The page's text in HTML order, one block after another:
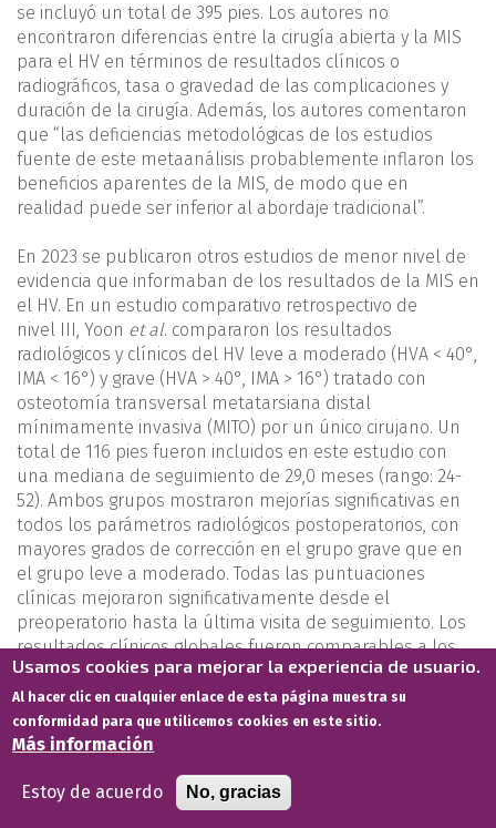
se incluyó un total de 395 pies. Los autores no
encontraron diferencias entre la cirugía abierta y la MIS
para el HV en términos de resultados clínicos o
radiográficos, tasa o gravedad de las complicaciones y
duración de la cirugía. Además, los autores comentaron
que “las deficiencias metodológicas de los estudios
fuente de este metaanálisis probablemente inflaron los
beneficios aparentes de la MIS, de modo que en
realidad puede ser inferior al abordaje tradicional”.
En 2023 se publicaron otros estudios de menor nivel de
evidencia que informaban de los resultados de la MIS en
el HV. En un estudio comparativo retrospectivo de
nivel III, Yoon et al. compararon los resultados
radiológicos y clínicos del HV leve a moderado (HVA < 40°,
IMA < 16°) y grave (HVA > 40°, IMA > 16°) tratado con
osteotomía transversal metatarsiana distal
mínimamente invasiva (MITO) por un único cirujano. Un
total de 116 pies fueron incluidos en este estudio con
una mediana de seguimiento de 29,0 meses (rango: 24-
52). Ambos grupos mostraron mejorías significativas en
todos los parámetros radiológicos postoperatorios, con
mayores grados de corrección en el grupo grave que en
el grupo leve a moderado. Todas las puntuaciones
clínicas mejoraron significativamente desde el
preoperatorio hasta la última visita de seguimiento. Los
resultados clínicos globales fueron comparables a los
de los tratamientos convencionales.
Mazzottiet al. hallaron resultados clínicos y radiográficos
favorables con la conocida técnica sencilla, eficaz, rápida
autores subrayaron la importancia de seleccionar
cuidadosamente a los pacientes y de no realizar el
Usamos cookies para mejorar la experiencia de usuario.
Al hacer clic en cualquier enlace de esta página muestra su
conformidad para que utilicemos cookies en este sitio.
Más información
Estoy de acuerdo No, gracias